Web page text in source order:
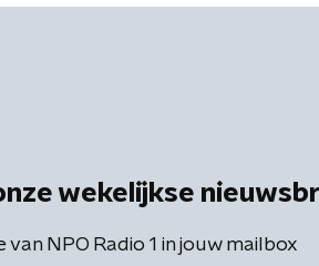
wekelijkse
NPO Radio 1 in jouw mailbox